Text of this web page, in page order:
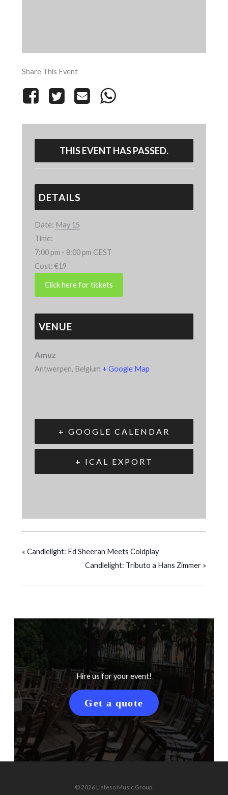
Share This Event
THIS EVENT HAS PASSED.
DETAILS
Date: May 15
Time:
7:00 pm - 8:00 pm CEST
Cost: €19
VENUE
Amuz
Antwerpen, Belgium + Google Map
+ GOOGLE CALENDAR
+ ICAL EXPORT
« Candlelight: Ed Sheeran Meets Coldplay
Candlelight: Tributo a Hans Zimmer »
Hire us for your event!
Get a quote
© 2026 Listeso Music Group.